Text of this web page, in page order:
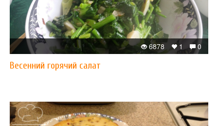
0
1
6878
Весенний горячий салат